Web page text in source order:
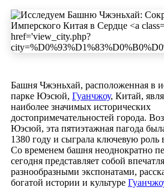
Башня Чжэньхай, расположенная в
парке Юэсюй, Гуанчжоу, Китай,
наиболее значимых исторических
достопримечательностей города.
Юэсюй, эта пятиэтажная пагода
1380 году и сыграла ключевую роль
Со временем башня неоднократно
сегодня представляет собой
разнообразными экспонатами,
богатой истории и культуре